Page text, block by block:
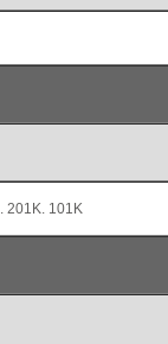
201K. 101K